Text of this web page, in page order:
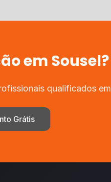
em Sousel?
qualificados em
Grátis